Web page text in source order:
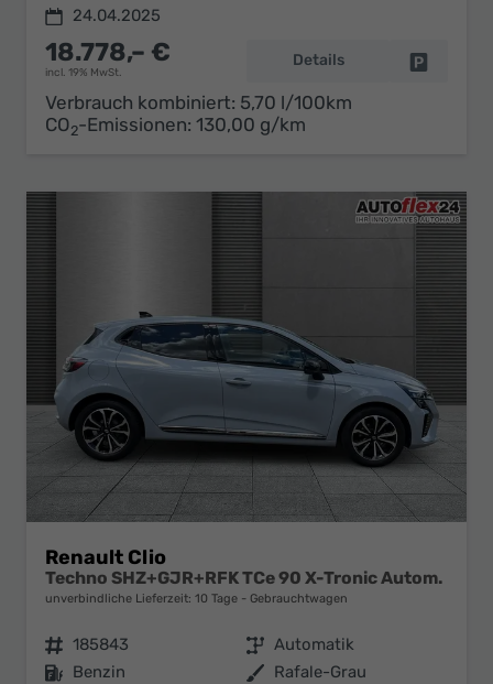
24.04.2025
18.778,– €
incl. 19% MwSt.
Details
Verbrauch kombiniert: 5,70 l/100km
CO2-Emissionen: 130,00 g/km
Renault Clio
Techno SHZ+GJR+RFK TCe 90 X-Tronic Autom.
unverbindliche Lieferzeit: 10 Tage Gebrauchtwagen
Fahrzeugnr. 185843 Getriebe Automatik
Kraftstoff Benzin Außenfarbe Rafale-Grau